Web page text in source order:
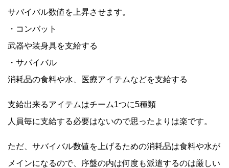
サバイバル数値を上昇させます。
・コンバット
武器や装身具を支給する
・サバイバル
消耗品の食料や水、医療アイテムなどを支給する
支給出来るアイテムはチーム1つに5種類
人員毎に支給する必要はないので思ったよりは楽です。
ただ、サバイバル数値を上げるための消耗品は食料や水が
メインになるので、序盤の内は何度も派遣するのは厳しい